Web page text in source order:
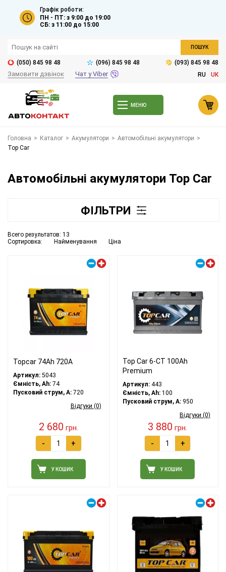
Графік роботи:
ПН - ПТ: з 9:00 до 19:00
СБ: з 11:00 до 15:00
ПОШУК
(050) 845 98 48 (096) 845 98 48 (093) 845 98 48
Замовити дзвінок Чат у Viber RU UK
МЕНЮ
Головна > Каталог > Акумулятори > Автомобільні акумулятори >
Top Car
Автомобільні акумулятори Top Car
ФІЛЬТРИ
Сортировка: Найменування Ціна
Всего результатов: 13
Topcar 74Ah 720A
Артикул: 5043
Ємність, Ah: 74
Пусковий струм, A: 720
Відгуки (0)
2 680 грн.
- +
У КОШИК
Top Car 6-CT 100Ah
Premium
Артикул:443
Ємність, Ah:100
Пусковий струм, A:950
Відгуки (0)
3 880 грн.
- +
У КОШИК